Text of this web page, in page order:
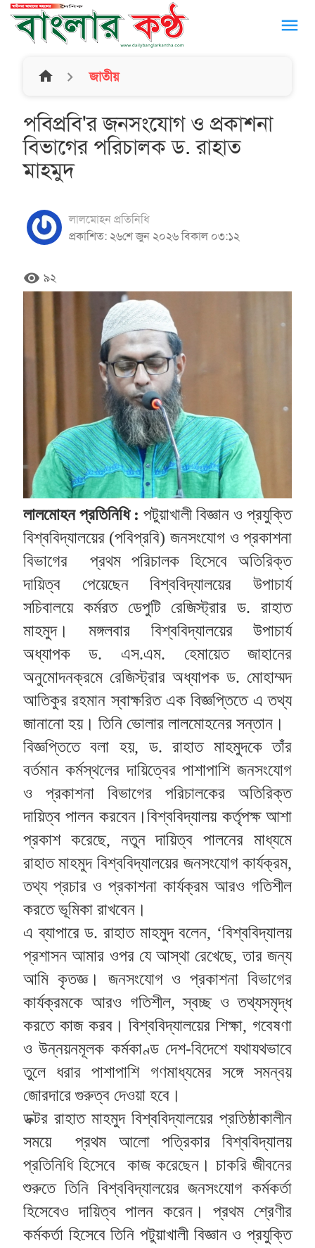
menu
home জাতীয়
পবিপ্রবি'র জনসংযোগ ও প্রকাশনা
বিভাগের পরিচালক ড. রাহাত
মাহমুদ
লালমোহন প্রতিনিধি
প্রকাশিত: ২৬শে জুন ২০২৬ বিকাল ০৩:১২
remove_red_eye ৯২
লালমোহন প্রতিনিধি : পটুয়াখালী বিজ্ঞান ও প্রযুক্তি
বিশ্ববিদ্যালয়ের (পবিপ্রবি) জনসংযোগ ও প্রকাশনা
বিভাগের  প্রথম পরিচালক হিসেবে অতিরিক্ত
দায়িত্ব পেয়েছেন বিশ্ববিদ্যালয়ের উপাচার্য
সচিবালয়ে কর্মরত ডেপুটি রেজিস্ট্রার ড. রাহাত
মাহমুদ। মঙ্গলবার বিশ্ববিদ্যালয়ের উপাচার্য
অধ্যাপক ড. এস.এম. হেমায়েত জাহানের
অনুমোদনক্রমে রেজিস্ট্রার অধ্যাপক ড. মোহাম্মদ
আতিকুর রহমান স্বাক্ষরিত এক বিজ্ঞপ্তিতে এ তথ্য
জানানো হয়। তিনি ভোলার লালমোহনের সন্তান।
বিজ্ঞপ্তিতে বলা হয়, ড. রাহাত মাহমুদকে তাঁর
বর্তমান কর্মস্থলের দায়িত্বের পাশাপাশি জনসংযোগ
ও প্রকাশনা বিভাগের পরিচালকের অতিরিক্ত
দায়িত্ব পালন করবেন।বিশ্ববিদ্যালয় কর্তৃপক্ষ আশা
প্রকাশ করেছে, নতুন দায়িত্ব পালনের মাধ্যমে
রাহাত মাহমুদ বিশ্ববিদ্যালয়ের জনসংযোগ কার্যক্রম,
তথ্য প্রচার ও প্রকাশনা কার্যক্রম আরও গতিশীল
করতে ভূমিকা রাখবেন।
এ ব্যাপারে ড. রাহাত মাহমুদ বলেন, ‘বিশ্ববিদ্যালয়
প্রশাসন আমার ওপর যে আস্থা রেখেছে, তার জন্য
আমি কৃতজ্ঞ। জনসংযোগ ও প্রকাশনা বিভাগের
কার্যক্রমকে আরও গতিশীল, স্বচ্ছ ও তথ্যসমৃদ্ধ
করতে কাজ করব। বিশ্ববিদ্যালয়ের শিক্ষা, গবেষণা
ও উন্নয়নমূলক কর্মকাণ্ড দেশ-বিদেশে যথাযথভাবে
তুলে ধরার পাশাপাশি গণমাধ্যমের সঙ্গে সমন্বয়
জোরদারে গুরুত্ব দেওয়া হবে।
ডক্টর রাহাত মাহমুদ বিশ্ববিদ্যালয়ের প্রতিষ্ঠাকালীন
সময়ে  প্রথম আলো পত্রিকার বিশ্ববিদ্যালয়
প্রতিনিধি হিসেবে  কাজ করেছেন। চাকরি জীবনের
শুরুতে তিনি বিশ্ববিদ্যালয়ের জনসংযোগ কর্মকর্তা
হিসেবেও দায়িত্ব পালন করেন। প্রথম শ্রেণীর
কর্মকর্তা হিসেবে তিনি পটুয়াখালী বিজ্ঞান ও প্রযুক্তি